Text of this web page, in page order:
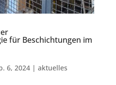
für Beschichtungen im
6, 2024| aktuelles